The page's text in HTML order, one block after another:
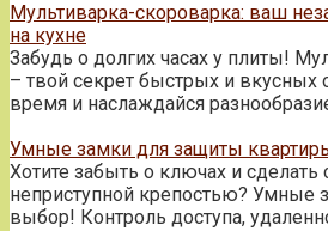
Мультиварка-скороварка: ваш
на кухне
Забудь о долгих часах у плиты!
– твой секрет быстрых и вкусных
время и наслаждайся
Умные замки для защиты
Хотите забыть о ключах и сделать
неприступной крепостью? Умные
выбор! Контроль доступа,